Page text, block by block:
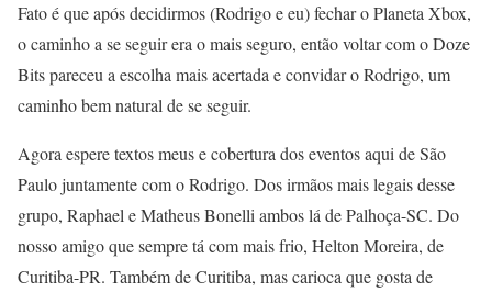
Fato é que após decidirmos (Rodrigo e eu) fechar o Planeta Xbox,
o caminho a se seguir era o mais seguro, então voltar com o Doze
Bits pareceu a escolha mais acertada e convidar o Rodrigo, um
caminho bem natural de se seguir.
Agora espere textos meus e cobertura dos eventos aqui de São
Paulo juntamente com o Rodrigo. Dos irmãos mais legais desse
grupo, Raphael e Matheus Bonelli ambos lá de Palhoça-SC. Do
nosso amigo que sempre tá com mais frio, Helton Moreira, de
Curitiba-PR. Também de Curitiba, mas carioca que gosta de